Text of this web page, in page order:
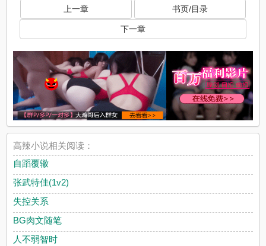
上一章 书页/目录
下一章
x
高辣小说相关阅读：
自蹈覆辙
张武特佳(1v2)
失控关系
BG肉文随笔
人不弱智时